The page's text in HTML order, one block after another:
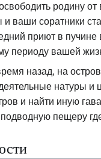
родину от
и ваши соратники
приют в пучине
периоду вашей
назад, на
натуры и
и найти иную
пещеру